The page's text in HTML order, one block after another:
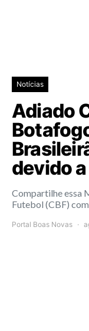
Notícias
Adiado
devido
Compartilhe essa
Futebol (CBF)
Portal Boas Novas